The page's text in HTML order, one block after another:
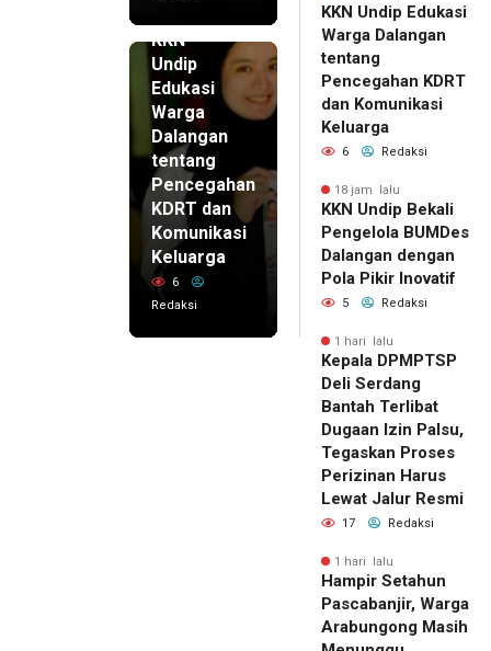
KKN
Undip
Edukasi
Warga
Dalangan
tentang
Pencegahan
KDRT dan
Komunikasi
Keluarga
6
Redaksi
KKN Undip Edukasi
Warga Dalangan
tentang
Pencegahan KDRT
dan Komunikasi
Keluarga
6 Redaksi
18 jam lalu
KKN Undip Bekali
Pengelola BUMDes
Dalangan dengan
Pola Pikir Inovatif
5 Redaksi
1 hari lalu
Kepala DPMPTSP
Deli Serdang
Bantah Terlibat
Dugaan Izin Palsu,
Tegaskan Proses
Perizinan Harus
Lewat Jalur Resmi
17 Redaksi
1 hari lalu
Hampir Setahun
Pascabanjir, Warga
Arabungong Masih